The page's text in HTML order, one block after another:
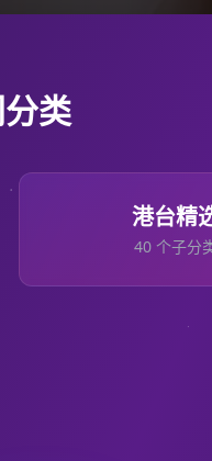
类
港台精
40 个子分